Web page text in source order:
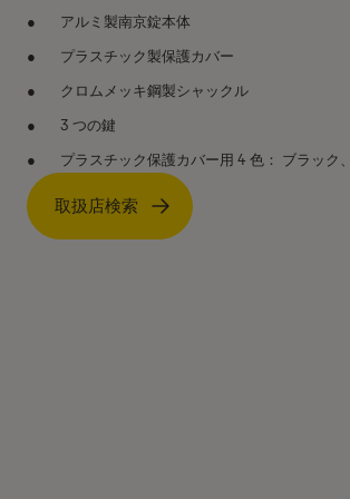
アルミ製南京錠本体
プラスチック製保護カバー
クロムメッキ鋼製シャックル
3 つの鍵
プラスチック保護カバー用 4 色： ブラック
取扱店検索